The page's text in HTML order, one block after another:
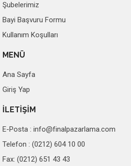
Şubelerimiz
Bayi Başvuru Formu
Kullanım Koşulları
MENÜ
Ana Sayfa
Giriş Yap
İLETİŞİM
E-Posta : info@finalpazarlama.com
Telefon : (0212) 604 10 00
Fax: (0212) 651 43 43